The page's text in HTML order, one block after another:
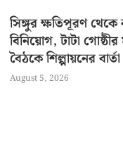
সিঙ্গুর ক্ষতিপূরণ
বিনিয়োগ, টাটা গোষ্ঠীর
বৈঠকে শিল্পায়নের বার্তা
August 5, 2026